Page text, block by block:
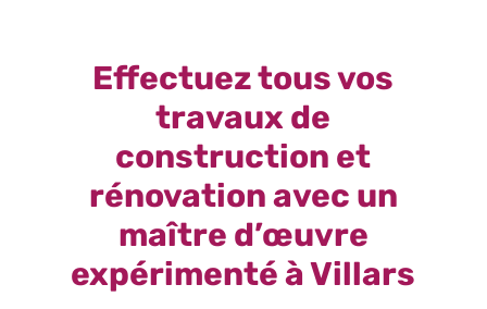
Effectuez tous vos
travaux de
construction et
rénovation avec un
maître d’œuvre
expérimenté à Villars